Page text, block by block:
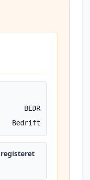
BEDR
Bedrift